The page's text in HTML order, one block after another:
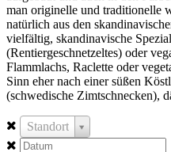
man originelle und traditionelle
natürlich aus den
vielfältig, skandinavische
(Rentiergeschnetzeltes) oder
Flammlachs, Raclette oder
Sinn eher nach einer süßen
(schwedische Zimtschnecken),
Standort